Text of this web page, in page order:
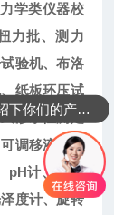
学类仪器校
力批、测力
验机、布洛
纸板环压试
渗水性测定
调移液器、
pH计、密度
度计、旋转
可以介绍下你们的产品么